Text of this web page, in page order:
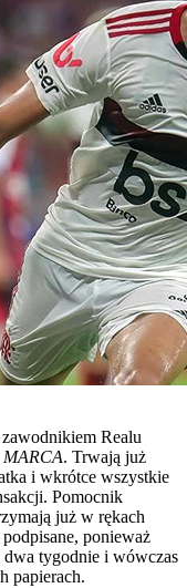
Realu
MARCA. Trwają już
i wkrótce wszystkie
Pomocnik
już w rękach
ponieważ
dwa tygodnie i wówczas
papierach.